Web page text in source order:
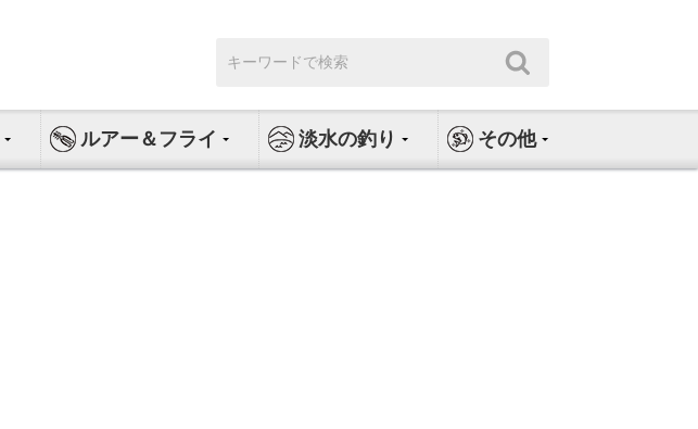
索:
ルアー＆フライ 淡水の釣り その他